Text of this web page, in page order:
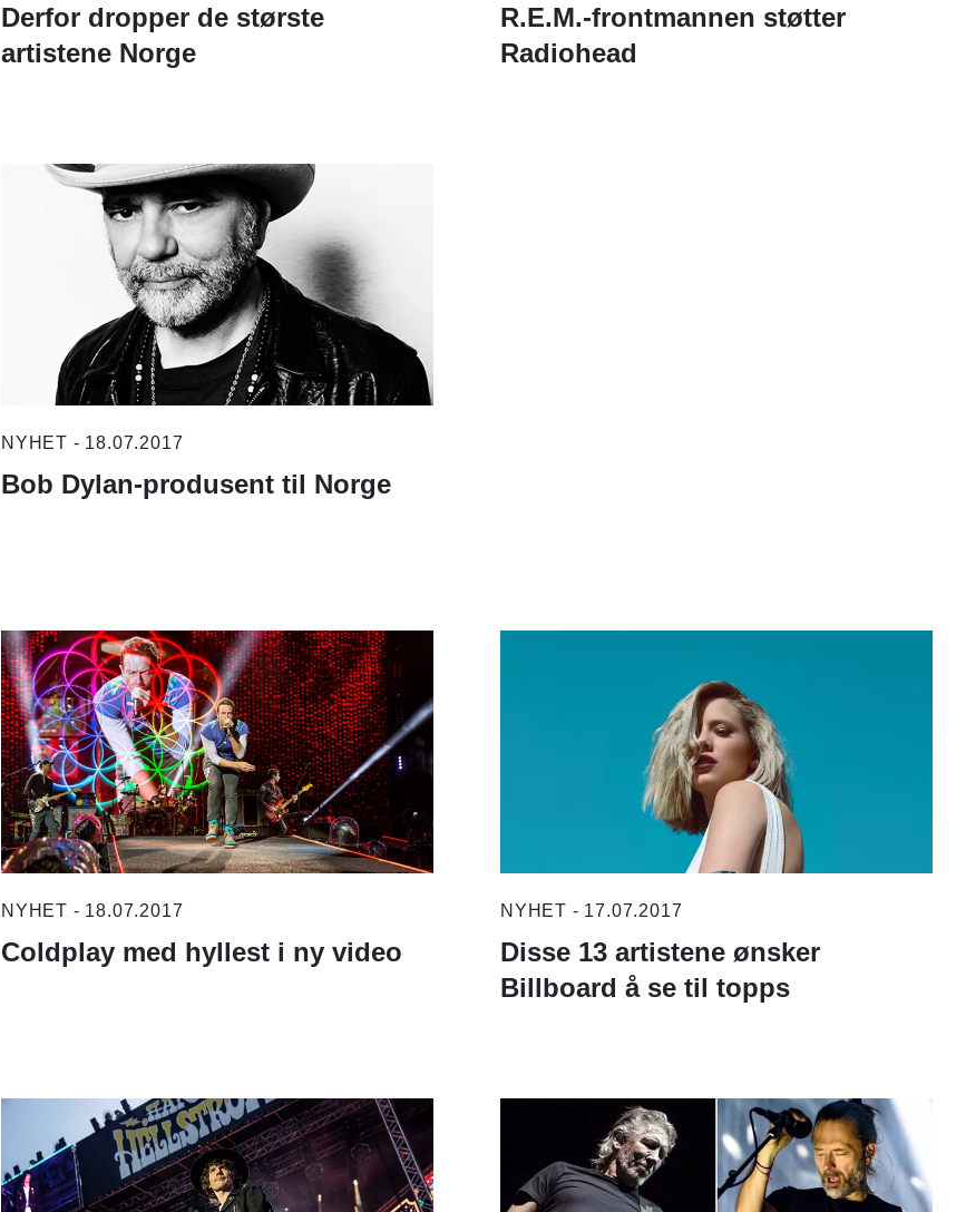
Derfor dropper de største
artistene Norge
R.E.M.-frontmannen støtter
Radiohead
NYHET - 18.07.2017
Bob Dylan-produsent til Norge
NYHET - 18.07.2017
Coldplay med hyllest i ny video
NYHET - 17.07.2017
Disse 13 artistene ønsker
Billboard å se til topps